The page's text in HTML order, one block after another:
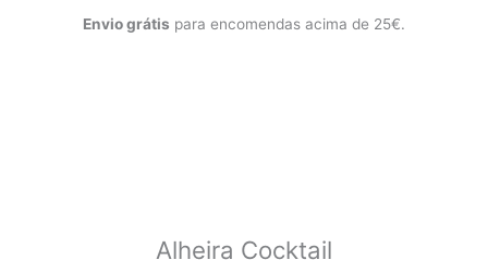
Envio grátis para encomendas acima de 25€.
Alheira Cocktail